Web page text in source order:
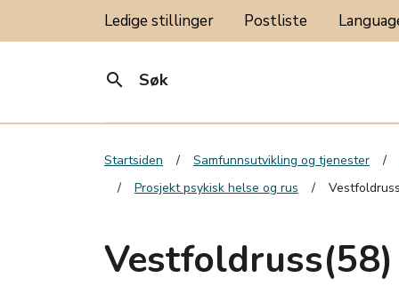
Ledige stillinger Postliste
search Søk
Startsiden Samfunnsutvikling og tjenester
Prosjekt psykisk helse og rus
Vestfoldruss(58)